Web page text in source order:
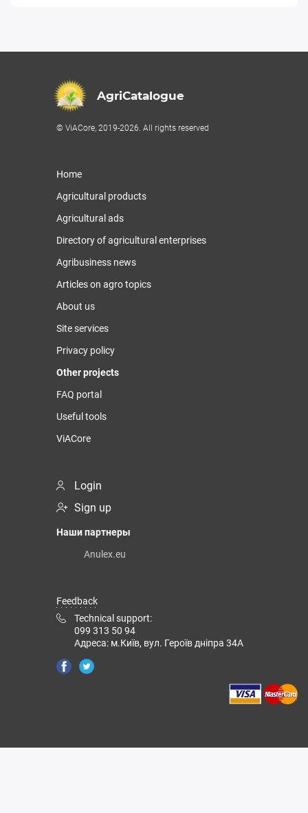
AgriCatalogue
© ViACore, 2019-2026. All rights reserved
Home
Agricultural products
Agricultural ads
Directory of agricultural enterprises
Agribusiness news
Articles on agro topics
About us
Site services
Privacy policy
Other projects
FAQ portal
Useful tools
ViACore
Login
Sign up
Наши партнеры
Anulex.eu
Feedback
Technical support:
099 313 50 94
Адреса: м.Київ, вул. Героїв дніпра 34А